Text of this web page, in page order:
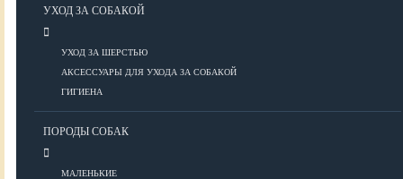
УХОД ЗА СОБАКОЙ
УХОД ЗА ШЕРСТЬЮ
АКСЕССУАРЫ ДЛЯ УХОДА ЗА СОБАКОЙ
ГИГИЕНА
ПОРОДЫ СОБАК
МАЛЕНЬКИЕ
Болезни сердца
Заболевания нервной системы
Инфекционные болезни
Кожные заболевания
Прочие болезни
Препараты